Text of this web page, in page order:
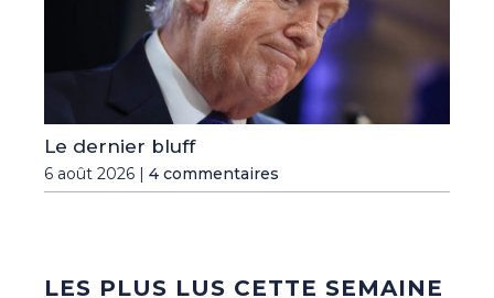
Le dernier bluff
6 août 2026 | 4 commentaires
LES PLUS LUS CETTE SEMAINE